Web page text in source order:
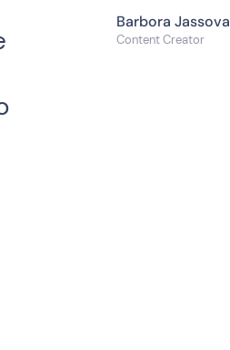
Barbora Jassova
Content Creator